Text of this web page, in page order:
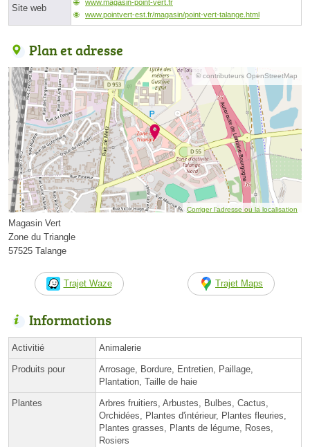
Site web
www.magasin-point-vert.fr
www.pointvert-est.fr/magasin/point-vert-talange.html
Plan et adresse
© contributeurs OpenStreetMap
Corriger l’adresse ou la localisation
Magasin Vert
Zone du Triangle
57525 Talange
Trajet Waze Trajet Maps
Informations
Activitié Animalerie
Produits pour
Arrosage, Bordure, Entretien, Paillage,
Plantation, Taille de haie
Plantes
Arbres fruitiers, Arbustes, Bulbes, Cactus,
Orchidées, Plantes d'intérieur, Plantes fleuries,
Plantes grasses, Plants de légume, Roses,
Rosiers